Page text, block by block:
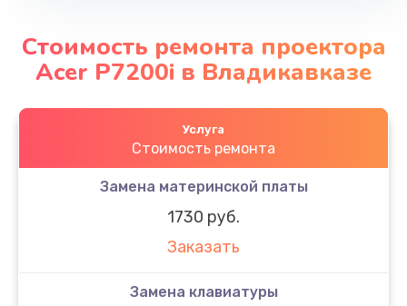
Стоимость ремонта проектора
Acer P7200i в Владикавказе
Услуга
Стоимость ремонта
Замена материнской платы
1730 руб.
Заказать
Замена клавиатуры